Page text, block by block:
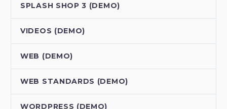
SPLASH SHOP 3 (DEMO)
VIDEOS (DEMO)
WEB (DEMO)
WEB STANDARDS (DEMO)
WORDPRESS (DEMO)